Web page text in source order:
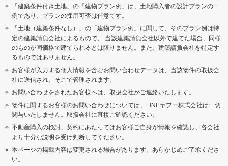
「建築条件付き土地」の「建物プラン例」は、土地購入者の設計プランの一
例であり、プランの採用可否は任意です。
「土地（建築条件なし）」の「建物プラン例」に関して、そのプラン例は特
定の建築請負会社によるもので、 当該建築請負会社以外で建てた場合、同様
のものが同価格で建てられるとは限りません。また、建築請負会社を特定す
るものではありません。
お客様が入力する個人情報を含むお問い合わせデータは、当該物件の取扱会
社に送信され、そこで管理されます。
お問い合わせをされたお客様へは、取扱会社がご連絡いたします。
物件に関するお客様のお問い合わせについては、LINEヤフー株式会社は一切
関与いたしません。取扱会社に直接ご確認ください。
不動産購入の検討、契約にあたってはお客様ご自身が情報を確認し、各会社
より十分な説明を受け判断してください。
本ページの掲載内容は変更される場合があります。あらかじめご了承くださ
い。